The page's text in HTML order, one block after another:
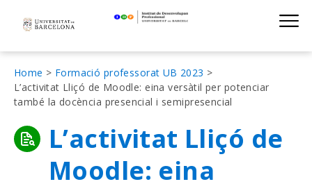
navigation
Institut de
Fil
d'Ariadna
Home
Formació professorat UB 2023
L’activitat Lliçó de Moodle: eina versàtil per potenciar
també la docència presencial i semipresencial
L’activitat Lliçó de
Moodle: eina